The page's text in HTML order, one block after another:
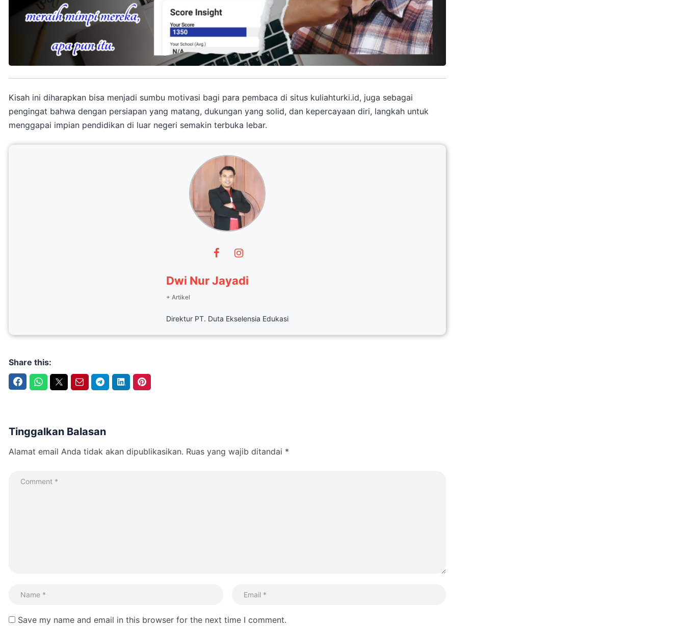
Kisah ini diharapkan bisa menjadi sumbu motivasi bagi para pembaca di situs kuliahturki.id, juga sebagai
pengingat bahwa dengan persiapan yang matang, dukungan yang solid, dan kepercayaan diri, langkah untuk
menggapai impian pendidikan di luar negeri semakin terbuka lebar.
Dwi Nur Jayadi
+ Artikel
Direktur PT. Duta Ekselensia Edukasi
Share this:
Tinggalkan Balasan
Alamat email Anda tidak akan dipublikasikan. Ruas yang wajib ditandai *
Save my name and email in this browser for the next time I comment.